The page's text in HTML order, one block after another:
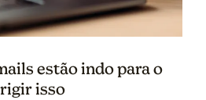
estão indo para o
isso